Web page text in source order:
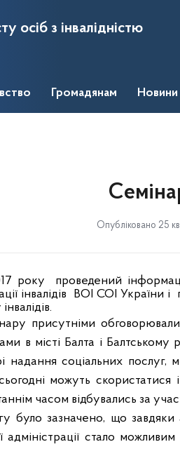
осіб з інвалідністю
Громадянам Новини
Опубліковано 25
року
проведений
інвалідів
ВОІ СОІ України і
присутніми
в місті Балта і
надання соціальних послуг,
можуть скористатися
часом відбувались за
було зазначено, що завдяки
адміністрації стало